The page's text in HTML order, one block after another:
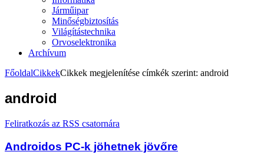
Járműipar
Minőségbiztosítás
Világítástechnika
Orvoselektronika
Archívum
FőoldalCikkekCikkek megjelenítése címkék szerint: android
android
Feliratkozás az RSS csatornára
Androidos PC-k jöhetnek jövőre